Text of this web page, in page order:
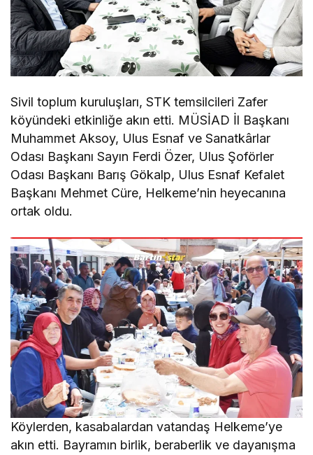
Sivil toplum kuruluşları, STK temsilcileri Zafer
köyündeki etkinliğe akın etti. MÜSİAD İl Başkanı
Muhammet Aksoy, Ulus Esnaf ve Sanatkârlar
Odası Başkanı Sayın Ferdi Özer, Ulus Şoförler
Odası Başkanı Barış Gökalp, Ulus Esnaf Kefalet
Başkanı Mehmet Cüre, Helkeme’nin heyecanına
ortak oldu.
Köylerden, kasabalardan vatandaş Helkeme’ye
akın etti. Bayramın birlik, beraberlik ve dayanışma